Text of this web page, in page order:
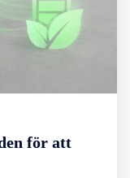
för att